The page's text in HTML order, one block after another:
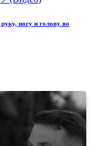
ногу и голову во